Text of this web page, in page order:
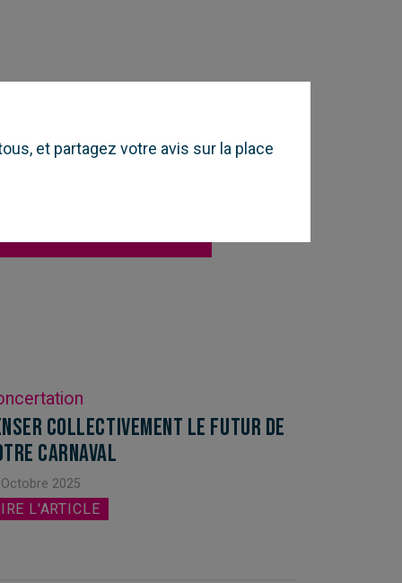
collectivement le futur de
carnaval
2025
L'ARTICLE
et partagez votre avis sur la place